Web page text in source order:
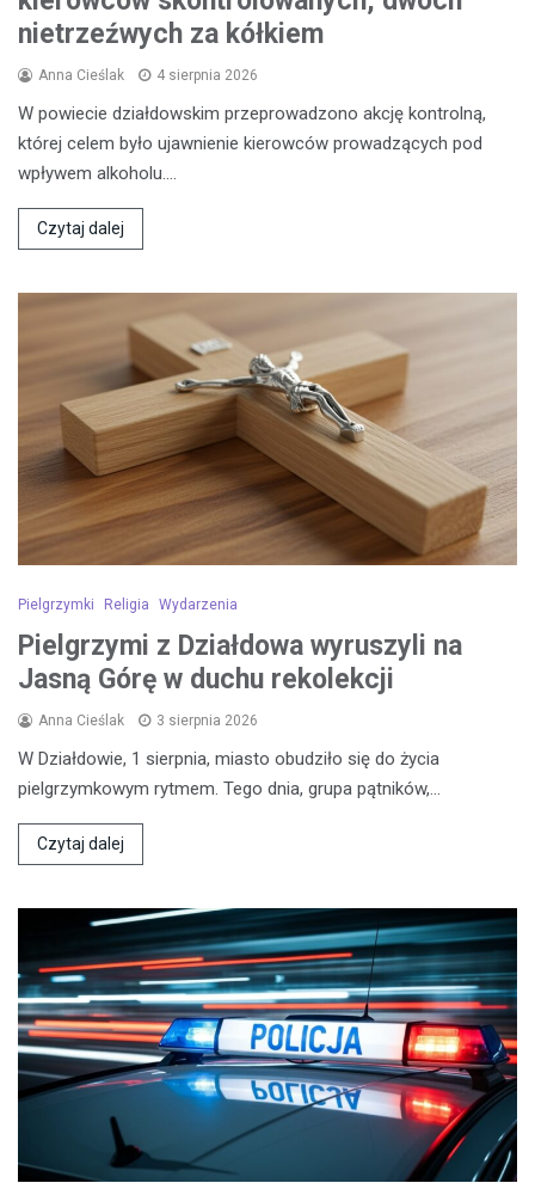
nietrzeźwych za kółkiem
Anna Cieślak 4 sierpnia 2026
W powiecie działdowskim przeprowadzono akcję kontrolną,
której celem było ujawnienie kierowców prowadzących pod
wpływem alkoholu.…
Czytaj dalej
Pielgrzymki Religia Wydarzenia
Pielgrzymi z Działdowa wyruszyli na
Jasną Górę w duchu rekolekcji
Anna Cieślak 3 sierpnia 2026
W Działdowie, 1 sierpnia, miasto obudziło się do życia
pielgrzymkowym rytmem. Tego dnia, grupa pątników,…
Czytaj dalej